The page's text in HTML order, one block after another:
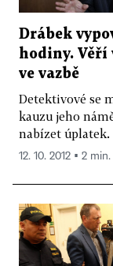
Drábek
hodiny. Věří
ve vazbě
Detektivové se
kauzu jeho
nabízet
12. 10. 2012 ▪ 2